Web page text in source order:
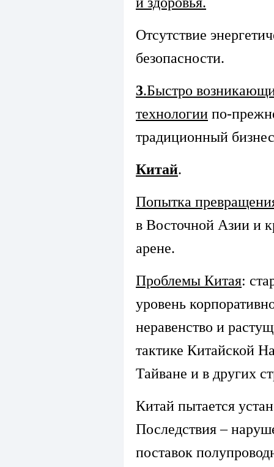
Отсутствие
безопасности.
3.Быстро
технологии по-
традиционный
Китай.
Попытка
в Восточной Азии и
арене.
Проблемы Китая:
уровень
неравенство и
тактике Китайской
Тайване и в других
Китай пытается
Последствия –
поставок